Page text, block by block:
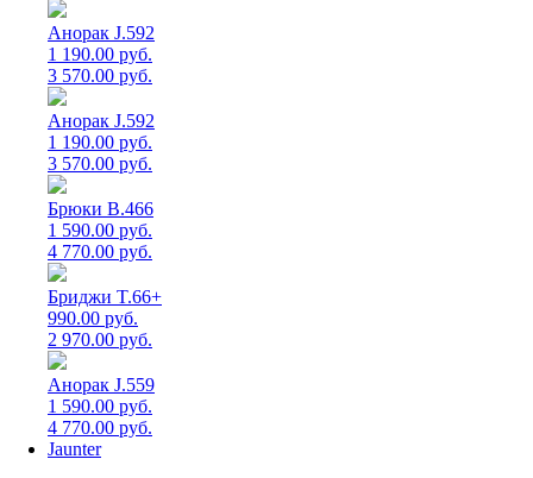
Анорак J.592
1 190.00 руб.
3 570.00 руб.
Анорак J.592
1 190.00 руб.
3 570.00 руб.
Брюки B.466
1 590.00 руб.
4 770.00 руб.
Бриджи T.66+
990.00 руб.
2 970.00 руб.
Анорак J.559
1 590.00 руб.
4 770.00 руб.
Jaunter